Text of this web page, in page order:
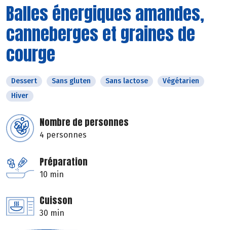
Balles énergiques amandes,
canneberges et graines de
courge
Dessert Sans gluten Sans lactose
Végétarien
Hiver
Nombre de personnes
4 personnes
Préparation
10 min
Cuisson
30 min